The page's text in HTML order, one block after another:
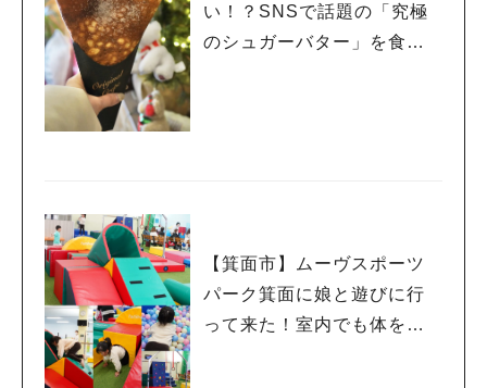
い！？SNSで話題の「究極
のシュガーバター」を食べ
【箕面市】ムーヴスポーツ
パーク箕面に娘と遊びに行
って来た！室内でも体を動